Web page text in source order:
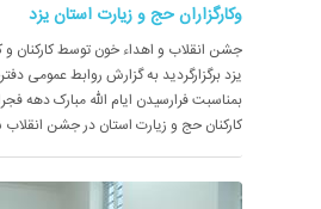
وکارگزاران حج و زیارت استان یزد
جشن انقلاب و اهداء خون توسط کارکنان و
یزد برگزارگردید به گزارش روابط عمومی
بمناسبت فرارسیدن ایام الله مبارک دهه
کارکنان حج و زیارت استان در جشن